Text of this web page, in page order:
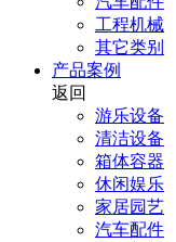
工程机械
其它类别
产品案例
返回
游乐设备
清洁设备
箱体容器
休闲娱乐
家居园艺
汽车配件